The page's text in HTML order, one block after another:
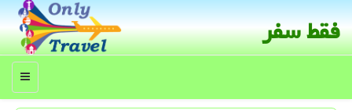
فقط سفر
منو